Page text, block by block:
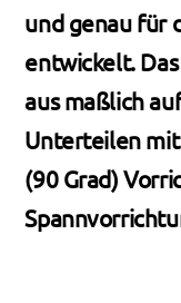
und genau für
entwickelt.
aus maßlich
Unterteilen mit
(90 Grad)